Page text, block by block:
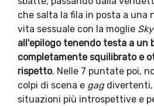
che salta la fila in posta a una
vita sessuale con la moglie
all'epilogo tenendo testa a un
completamente squilibrato e
rispetto. Nelle 7 puntate poi,
colpi di scena e gagdivertenti,
situazioni più introspettive e